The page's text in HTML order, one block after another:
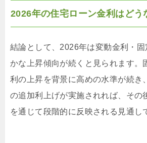
2026年の住宅ローン金利はどう
結論として、2026年は変動金利・
かな上昇傾向が続くと見られます。
利の上昇を背景に高めの水準が続き
の追加利上げが実施されれば、その
を通じて段階的に反映される見通し